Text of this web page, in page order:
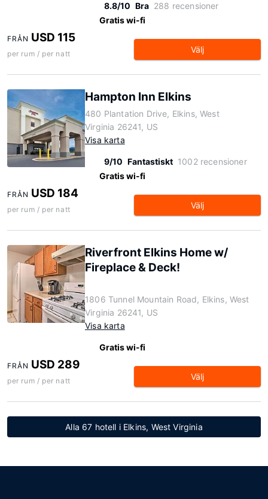
8.8/10 Bra 288 recensioner
Gratis wi-fi
FRÅN USD 115
per rum / per natt Välj
Hampton Inn Elkins
480 Plantation Drive, Elkins, West
Virginia 26241, US
Visa karta
9/10 Fantastiskt 1002 recensioner
Gratis wi-fi
FRÅN USD 184
per rum / per natt Välj
Riverfront Elkins Home w/
Fireplace & Deck!
1806 Tunnel Mountain Road, Elkins, West
Virginia 26241, US
Visa karta
Gratis wi-fi
FRÅN USD 289
per rum / per natt Välj
Alla 67 hotell i Elkins, West Virginia